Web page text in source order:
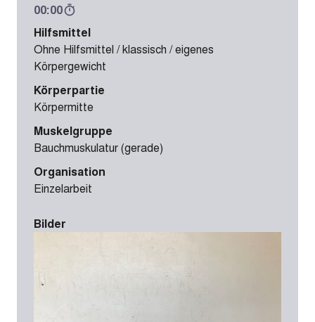
00:00
Hilfsmittel
Ohne Hilfsmittel / klassisch / eigenes
Körpergewicht
Körperpartie
Körpermitte
Muskelgruppe
Bauchmuskulatur (gerade)
Organisation
Einzelarbeit
Bilder